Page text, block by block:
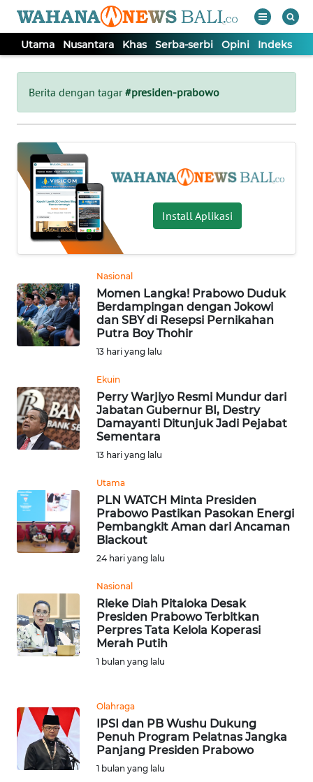
Utama Nusantara Khas Serba-serbi Opini Indeks
Berita dengan tagar#presiden-prabowo
Install Aplikasi
Nasional
Momen Langka! Prabowo Duduk
Berdampingan dengan Jokowi
dan SBY di Resepsi Pernikahan
Putra Boy Thohir
13 hari yang lalu
Ekuin
Perry Warjiyo Resmi Mundur dari
Jabatan Gubernur BI, Destry
Damayanti Ditunjuk Jadi Pejabat
Sementara
13 hari yang lalu
Utama
PLN WATCH Minta Presiden
Prabowo Pastikan Pasokan Energi
Pembangkit Aman dari Ancaman
Blackout
24 hari yang lalu
Nasional
Rieke Diah Pitaloka Desak
Presiden Prabowo Terbitkan
Perpres Tata Kelola Koperasi
Merah Putih
1 bulan yang lalu
Olahraga
IPSI dan PB Wushu Dukung
Penuh Program Pelatnas Jangka
Panjang Presiden Prabowo
1 bulan yang lalu
Tutup
UTAMA
NUSANTARA
KHAS
SERBA-
SERBI
OPINI
Informasi
KONTAK
KAMI
TENTANG
KAMI
SIBER
REDAKSI
DISCLAIMER
Wahana
News
Regional